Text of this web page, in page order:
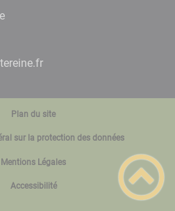
Plan du site
sur la protection des données
Mentions Légales
Accessibilité